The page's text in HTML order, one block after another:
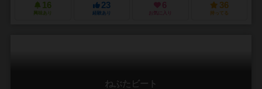
16
興味あり
23
経験あり
6
お気に入り
36
持ってる
ねぶたビート